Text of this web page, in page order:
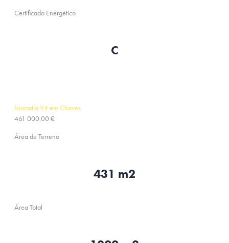
Certificado Energético
C
Moradia V4 em Chaves
461 000.00 €
Área de Terreno
431 m2
Área Total